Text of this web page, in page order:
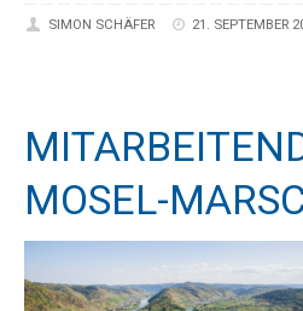
SIMON SCHÄFER 21. SEPTEMBER
MOSEL-